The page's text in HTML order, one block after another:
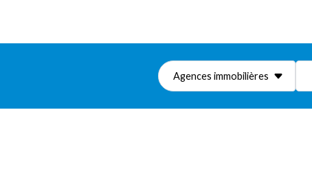
Agences immobilières